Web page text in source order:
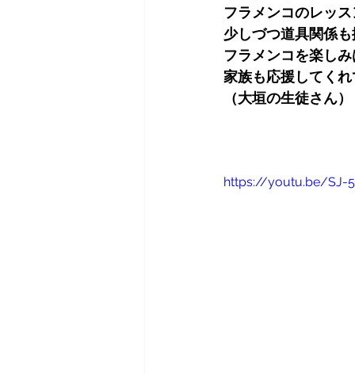
フラメンコのレッ
少しづつ道具関係も
フラメンコを楽し
家族も応援してくれ
（大垣の生徒さん）
https://youtu.be/SJ-